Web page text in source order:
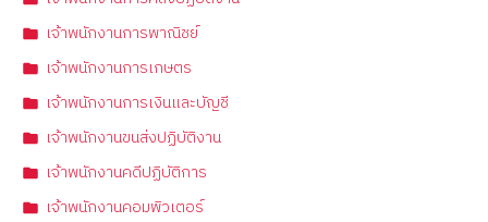
เจ้าพนักงานการพาณิชย์
เจ้าพนักงานการเกษตร
เจ้าพนักงานการเงินและบัญชี
เจ้าพนักงานขนส่งปฏิบัติงาน
เจ้าพนักงานคดีปฏิบัติการ
เจ้าพนักงานคอมพิวเตอร์